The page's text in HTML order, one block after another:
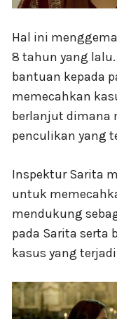
Hal ini
8 tahun yang
bantuan kepada
memecahkan
berlanjut dimana
penculikan yang
Inspektur Sarita
untuk
mendukung
pada Sarita serta
kasus yang